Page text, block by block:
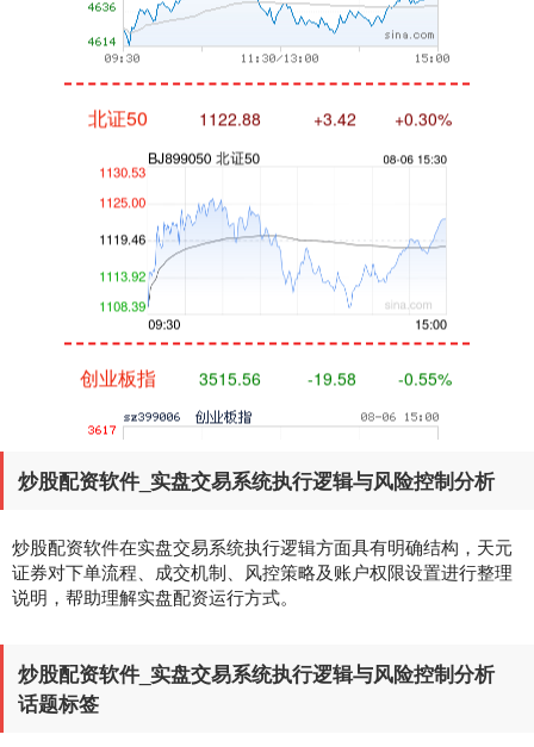
炒股配资软件_实盘交易系统执行逻辑与风险控制分析
炒股配资软件在实盘交易系统执行逻辑方面具有明确结构，天元
证券对下单流程、成交机制、风控策略及账户权限设置进行整理
说明，帮助理解实盘配资运行方式。
炒股配资软件_实盘交易系统执行逻辑与风险控制分析
话题标签